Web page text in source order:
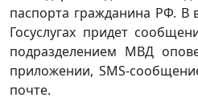
паспорта гражданина РФ.
Госуслугах придет
подразделением МВД
приложении, SMS-
почте.